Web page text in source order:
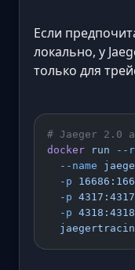
Если
локально, у
только для
# Jaeger 2.0
docker run --
  --name
  -p
  -p
4317:4317
  -p
4318:4318